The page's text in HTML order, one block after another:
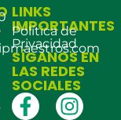
LINKS
IMPORTANTES
Política de
Privacidad
SÍGANOS EN
LAS REDES
SOCIALES